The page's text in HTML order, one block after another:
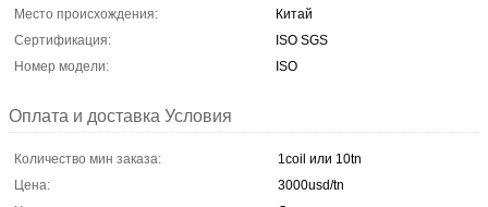
Место происхождения:
Китай
Сертификация:
ISO SGS
Номер модели:
ISO
Оплата и доставка Условия
Количество мин заказа:
1coil или 10tn
Цена:
3000usd/tn